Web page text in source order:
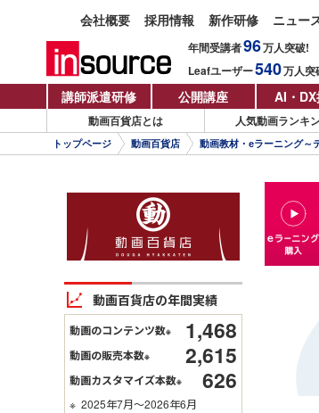
会社概要 採用情報 新作研修 ニュー
年間受講者96万人突破!
Leafユーザー540万人突
講師派遣研修
公開講座 AI・
動画百貨店とは 人気動画ランキ
トップページ 動画百貨店 動画教材・eラーニング～
動画百貨店の年間実績
動画のコンテンツ数※ 1,468
動画の販売本数※ 2,615
動画カスタマイズ本数※ 626
※ 2025年7月～2026年6月